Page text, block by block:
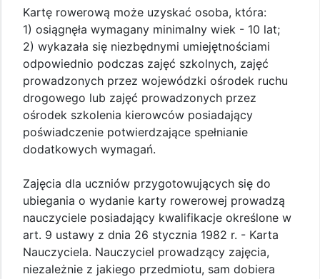
Kartę rowerową może uzyskać osoba, która:
1) osiągnęła wymagany minimalny wiek - 10 lat;
2) wykazała się niezbędnymi umiejętnościami
odpowiednio podczas zajęć szkolnych, zajęć
prowadzonych przez wojewódzki ośrodek ruchu
drogowego lub zajęć prowadzonych przez
ośrodek szkolenia kierowców posiadający
poświadczenie potwierdzające spełnianie
dodatkowych wymagań.
Zajęcia dla uczniów przygotowujących się do
ubiegania o wydanie karty rowerowej prowadzą
nauczyciele posiadający kwalifikacje określone w
art. 9 ustawy z dnia 26 stycznia 1982 r. - Karta
Nauczyciela. Nauczyciel prowadzący zajęcia,
niezależnie z jakiego przedmiotu, sam dobiera